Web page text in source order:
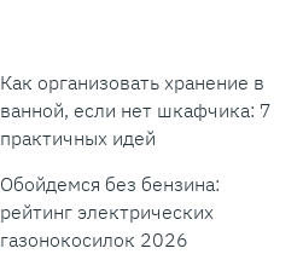
Как организовать хранение в
ванной, если нет шкафчика: 7
практичных идей
Обойдемся без бензина:
рейтинг электрических
газонокосилок 2026